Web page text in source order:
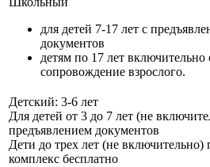
для детей 7-17 лет с
документов
детям по 17 лет включительно
сопровождение взрослого.
Детский: 3-6 лет
Для детей от 3 до 7 лет (не
предъявлением документов
Дети до трех лет (не включительно)
комплекс бесплатно